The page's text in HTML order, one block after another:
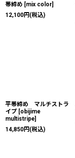
帯締め [mix color]
12,100円 (税込)
平帯締め マルチストラ
イプ [obijime
multistripe]
14,850円 (税込)